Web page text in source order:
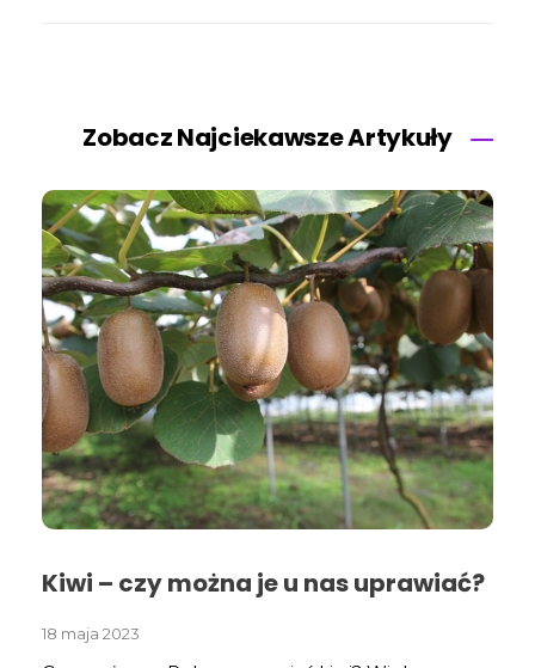
Zobacz Najciekawsze Artykuły
Kiwi – czy można je u nas uprawiać?
18 maja 2023